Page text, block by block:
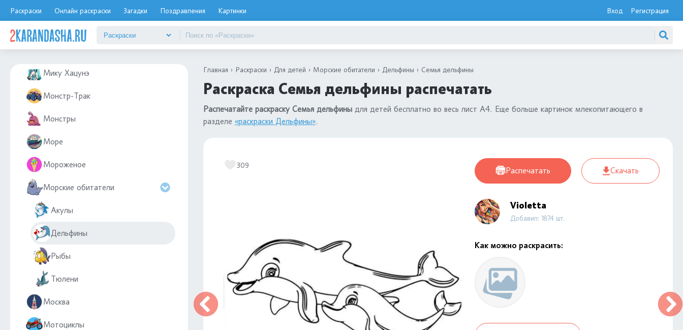
Раскраски Онлайн раскраски Загадки Поздравления Картинки Вход Регистрация
Метро
Мику Хацунэ
Монстр-Трак
Монстры
Море
Мороженое
Морские обитатели
Акулы
Дельфины
Рыбы
Тюлени
Москва
Мотоциклы
Главная Раскраски Для детей Морские обитатели Дельфины Семья дельфины
Раскраска Семья дельфины распечатать
Распечатайте раскраску Семья дельфины для детей бесплатно во весь лист А4. Еще больше картинок млекопитающего в
разделе «раскраски Дельфины».
309
Распечатать Скачать
Violetta
Добавил: 1874 шт.
Как можно раскрасить: